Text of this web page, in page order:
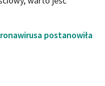
postanowiła